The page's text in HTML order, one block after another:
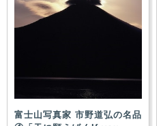
富士山写真家 市野道弘の名品